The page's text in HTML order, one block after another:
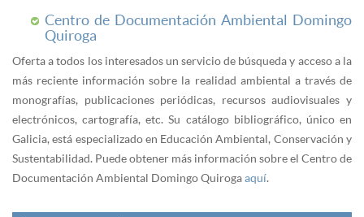
Centro de Documentación Ambiental Domingo
Quiroga
Oferta a todos los interesados un servicio de búsqueda y acceso a la
más reciente información sobre la realidad ambiental a través de
monografías, publicaciones periódicas, recursos audiovisuales y
electrónicos, cartografía, etc. Su catálogo bibliográfico, único en
Galicia, está especializado en Educación Ambiental, Conservación y
Sustentabilidad. Puede obtener más información sobre el Centro de
Documentación Ambiental Domingo Quirogaaquí.